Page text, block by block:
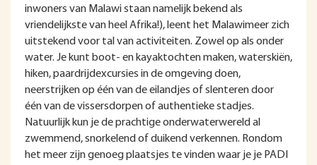
inwoners van Malawi staan namelijk bekend als
vriendelijkste van heel Afrika!), leent het Malawimeer zich
uitstekend voor tal van activiteiten. Zowel op als onder
water. Je kunt boot- en kayaktochten maken, waterskiën,
hiken, paardrijdexcursies in de omgeving doen,
neerstrijken op één van de eilandjes of slenteren door
één van de vissersdorpen of authentieke stadjes.
Natuurlijk kun je de prachtige onderwaterwereld al
zwemmend, snorkelend of duikend verkennen. Rondom
het meer zijn genoeg plaatsjes te vinden waar je je PADI